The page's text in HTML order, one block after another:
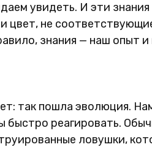
увидеть. И эти
цвет, не
знания — наш опыт
так пошла эволюция.
реагировать.
ловушки,